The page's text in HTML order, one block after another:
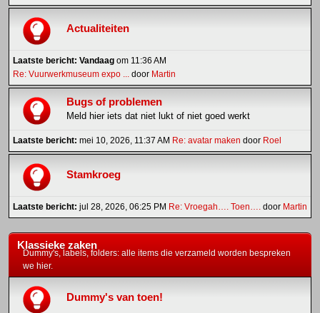
Actualiteiten
Laatste bericht: Vandaag om 11:36 AM
Re: Vuurwerkmuseum expo ...
door Martin
Bugs of problemen
Meld hier iets dat niet lukt of niet goed werkt
Laatste bericht: mei 10, 2026, 11:37 AM Re: avatar maken door Roel
Stamkroeg
Laatste bericht: jul 28, 2026, 06:25 PM Re: Vroegah…. Toen…. door Martin
Klassieke zaken
Dummy's, labels, folders: alle items die verzameld worden bespreken
we hier.
Dummy's van toen!